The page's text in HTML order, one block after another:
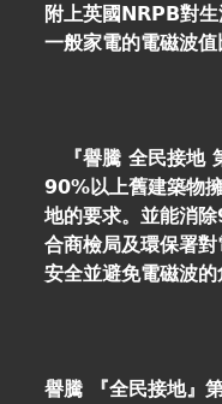
附上英國NRPB對
一般家電的電磁波值
『譽騰 全民接地
90%以上舊建築物
地的要求。並能消
合商檢局及環保署
安全並避免電磁波的
譽騰 『全民接地』